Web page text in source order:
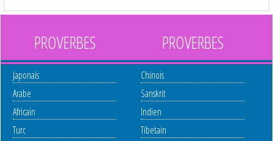
PROVERBES
Japonais
Arabe
Africain
Turc
PROVERBES
Chinois
Sanskrit
Indien
Tibetain